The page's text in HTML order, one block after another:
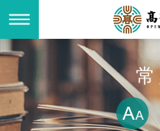
到
要
內最新消息
全部公告
關於本校